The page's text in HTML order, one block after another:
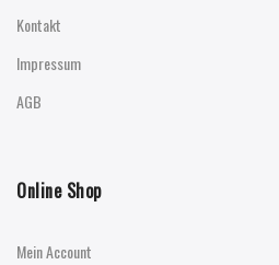
Kontakt
Impressum
AGB
Online Shop
Mein Account